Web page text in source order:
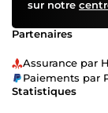
sur notre
Partenaires
Assurance par
Paiements par
Statistiques